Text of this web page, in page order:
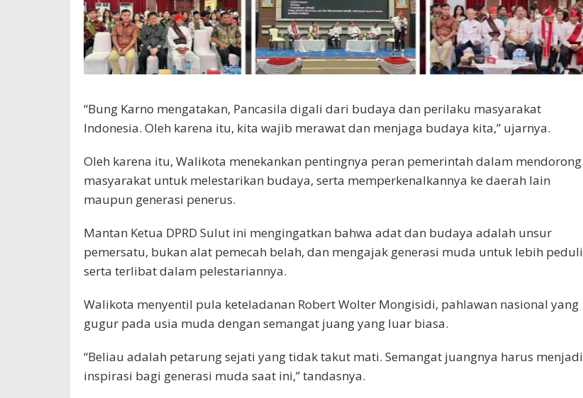
“Bung Karno mengatakan, Pancasila digali dari budaya dan perilaku masyarakat
Indonesia. Oleh karena itu, kita wajib merawat dan menjaga budaya kita,” ujarnya.
Oleh karena itu, Walikota menekankan pentingnya peran pemerintah dalam mendorong
masyarakat untuk melestarikan budaya, serta memperkenalkannya ke daerah lain
maupun generasi penerus.
Mantan Ketua DPRD Sulut ini mengingatkan bahwa adat dan budaya adalah unsur
pemersatu, bukan alat pemecah belah, dan mengajak generasi muda untuk lebih peduli
serta terlibat dalam pelestariannya.
Walikota menyentil pula keteladanan Robert Wolter Mongisidi, pahlawan nasional yang
gugur pada usia muda dengan semangat juang yang luar biasa.
“Beliau adalah petarung sejati yang tidak takut mati. Semangat juangnya harus menjadi
inspirasi bagi generasi muda saat ini,” tandasnya.